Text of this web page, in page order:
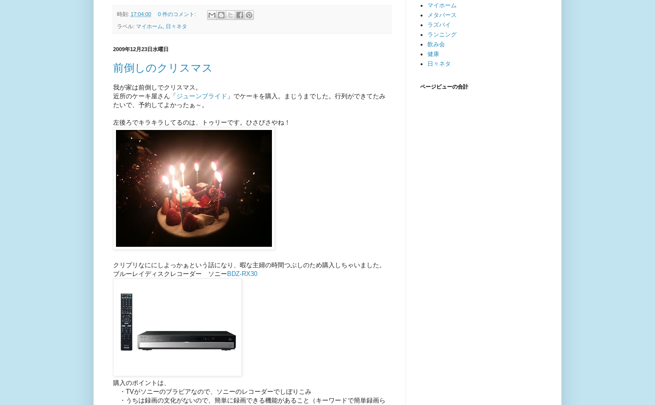
時刻: 17:04:00 0 件のコメント:
ラベル: マイホーム 日々ネタ
2009年12月23日水曜日
前倒しのクリスマス
我が家は前倒しでクリスマス。
近所のケーキ屋さん「 ジューンブライド 」でケーキを購入。まじうまでした。行列ができてたみ
たいで、予約してよかったぁ～。
左後ろでキラキラしてるのは、トゥリーです。ひさびさやね！
クリプリなににしよっかぁという話になり、暇な主婦の時間つぶしのため購入しちゃいました。
ブルーレイディスクレコーダー ソニー BDZ-RX30
購入のポイントは、
・TVがソニーのブラビアなので、ソニーのレコーダーでしぼりこみ
・うちは録画の文化がないので、簡単に録画できる機能があること（キーワードで簡単録画ら
マイホーム
メタバース
ラズパイ
ランニング
飲み会
健康
日々ネタ
ページビューの合計